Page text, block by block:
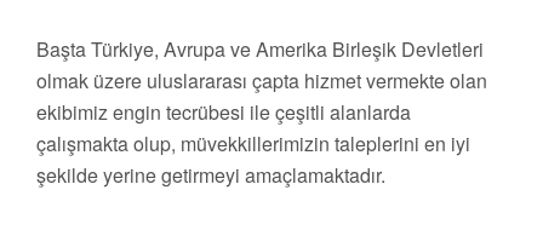
Başta Türkiye, Avrupa ve Amerika Birleşik Devletleri
olmak üzere uluslararası çapta hizmet vermekte olan
ekibimiz engin tecrübesi ile çeşitli alanlarda
çalışmakta olup, müvekkillerimizin taleplerini en iyi
şekilde yerine getirmeyi amaçlamaktadır.